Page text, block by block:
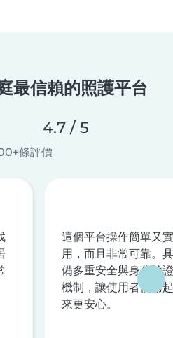
最信賴的照護平台
4.7 / 5
條評價
這個平台操作簡單又實
用，而且非常可靠。具
備多重安全與身分驗證
機制，讓使用者使用起
來更安心。